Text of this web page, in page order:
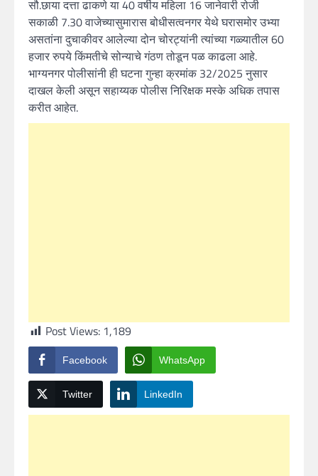
सौ.छाया दत्ता ढाकणे या 40 वर्षीय महिला 16 जानेवारी रोजी
सकाळी 7.30 वाजेच्यासुमारास बोधीसत्वनगर येथे घरासमोर उभ्या
असतांना दुचाकीवर आलेल्या दोन चोरट्यांनी त्यांच्या गळ्यातील 60
हजार रुपये किंमतीचे सोन्याचे गंठण तोडून पळ काढला आहे.
भाग्यनगर पोलीसांनी ही घटना गुन्हा क्रमांक 32/2025 नुसार
दाखल केली असून सहाय्यक पोलीस निरिक्षक मस्के अधिक तपास
करीत आहेत.
Post Views: 1,189
Facebook WhatsApp
Twitter LinkedIn